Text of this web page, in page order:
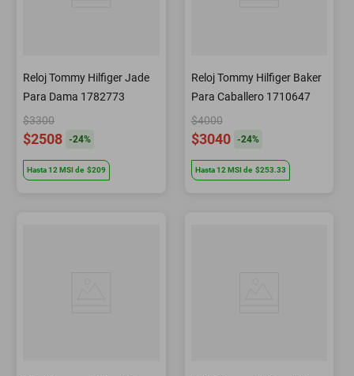
Reloj Tommy Hilfiger Jade
Para Dama 1782773
$3300
$2508 -24%
Hasta12 MSIde $209
Reloj Tommy Hilfiger Baker
Para Caballero 1710647
$4000
$3040 -24%
Hasta12 MSIde $253.33